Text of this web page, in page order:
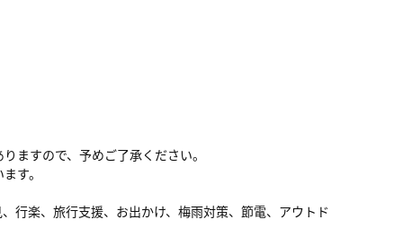
ますので、予めご了承ください。
す。
行楽、旅行支援、お出かけ、梅雨対策、節電、アウトド